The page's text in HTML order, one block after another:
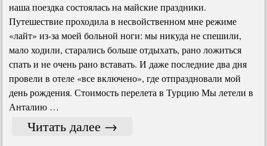
наша поездка состоялась на майские праздники.
Путешествие проходила в несвойственном мне режиме
«лайт» из-за моей больной ноги: мы никуда не спешили,
мало ходили, старались больше отдыхать, рано ложиться
спать и не очень рано вставать. И даже последние два дня
провели в отеле «все включено», где отпраздновали мой
день рождения. Стоимость перелета в Турцию Мы летели в
Анталию …
Читать далее →